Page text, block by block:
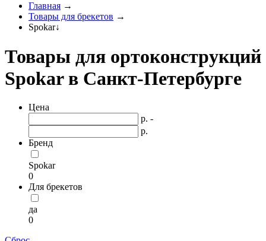
Главная →
Товары для брекетов →
Spokar↓
Товары для ортоконструкций
Spokar в Санкт-Петербурге
Цена
р. -
р.
Бренд
Spokar
0
Для брекетов
да
0